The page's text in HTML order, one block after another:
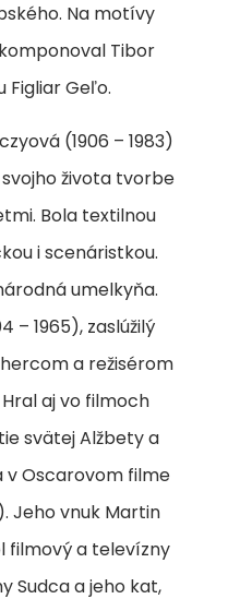
Na motívy
Tibor
Figliar Geľo.
(1906 – 1983)
života tvorbe
Bola textilnou
i scenáristkou.
umelkyňa.
– 1965), zaslúžilý
a režisérom
aj vo filmoch
svätej Alžbety a
v Oscarovom filme
Jeho vnuk Martin
filmový a televízny
Sudca a jeho kat,